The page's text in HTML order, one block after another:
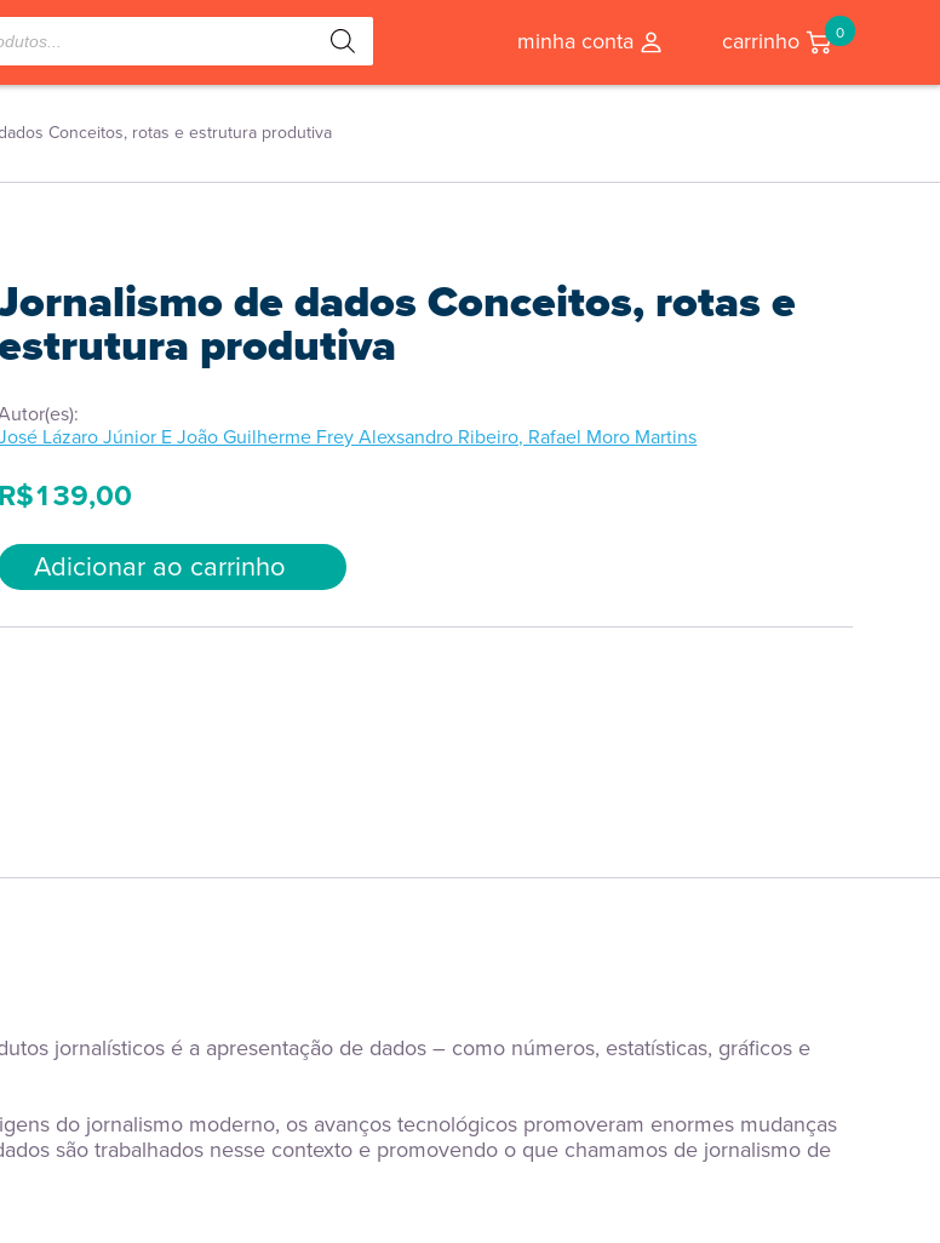
minha conta carrinho 0
Conceitos, rotas e estrutura produtiva
de dados Conceitos, rotas e
produtiva
Lázaro Júnior E João Guilherme Frey Alexsandro Ribeiro, Rafael Moro Martins
R$139,00
Adicionar ao carrinho
jornalísticos é a apresentação de dados – como números, estatísticas, gráficos e
do jornalismo moderno, os avanços tecnológicos promoveram enormes mudanças
são trabalhados nesse contexto e promovendo o que chamamos de jornalismo de